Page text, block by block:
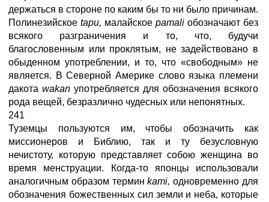
держаться в стороне по каким бы то ни было причинам.
Полинезийское tapu, малайское pamali обозначают без
всякого разграничения и то, что, будучи
благословенным или проклятым, не задействовано в
обыденном употреблении, и то, что «свободным» не
является. В Северной Америке слово языка племени
дакота wakan употребляется для обозначения всякого
рода вещей, безразлично чудесных или непонятных.
241
Туземцы пользуются им, чтобы обозначить как
миссионеров и Библию, так и ту безусловную
нечистоту, которую представляет собою женщина во
время менструации. Когда-то японцы использовали
аналогичным образом терминkami,одновременно для
обозначения божественных сил земли и неба, которые